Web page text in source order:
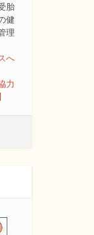
胎
健
理
へ
力